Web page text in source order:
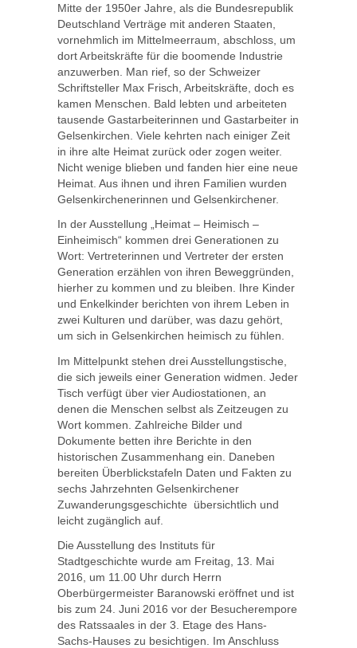
Mitte der 1950er Jahre, als die Bundesrepublik
Deutschland Verträge mit anderen Staaten,
vornehmlich im Mittelmeerraum, abschloss, um
dort Arbeitskräfte für die boomende Industrie
anzuwerben. Man rief, so der Schweizer
Schriftsteller Max Frisch, Arbeitskräfte, doch es
kamen Menschen. Bald lebten und arbeiteten
tausende Gastarbeiterinnen und Gastarbeiter in
Gelsenkirchen. Viele kehrten nach einiger Zeit
in ihre alte Heimat zurück oder zogen weiter.
Nicht wenige blieben und fanden hier eine neue
Heimat. Aus ihnen und ihren Familien wurden
Gelsenkirchenerinnen und Gelsenkirchener.
In der Ausstellung „Heimat – Heimisch –
Einheimisch“ kommen drei Generationen zu
Wort: Vertreterinnen und Vertreter der ersten
Generation erzählen von ihren Beweggründen,
hierher zu kommen und zu bleiben. Ihre Kinder
und Enkelkinder berichten von ihrem Leben in
zwei Kulturen und darüber, was dazu gehört,
um sich in Gelsenkirchen heimisch zu fühlen.
Im Mittelpunkt stehen drei Ausstellungstische,
die sich jeweils einer Generation widmen. Jeder
Tisch verfügt über vier Audiostationen, an
denen die Menschen selbst als Zeitzeugen zu
Wort kommen. Zahlreiche Bilder und
Dokumente betten ihre Berichte in den
historischen Zusammenhang ein. Daneben
bereiten Überblickstafeln Daten und Fakten zu
sechs Jahrzehnten Gelsenkirchener
Zuwanderungsgeschichte übersichtlich und
leicht zugänglich auf.
Die Ausstellung des Instituts für
Stadtgeschichte wurde am Freitag, 13. Mai
2016, um 11.00 Uhr durch Herrn
Oberbürgermeister Baranowski eröffnet und ist
bis zum 24. Juni 2016 vor der Besucherempore
des Ratssaales in der 3. Etage des Hans-
Sachs-Hauses zu besichtigen. Im Anschluss